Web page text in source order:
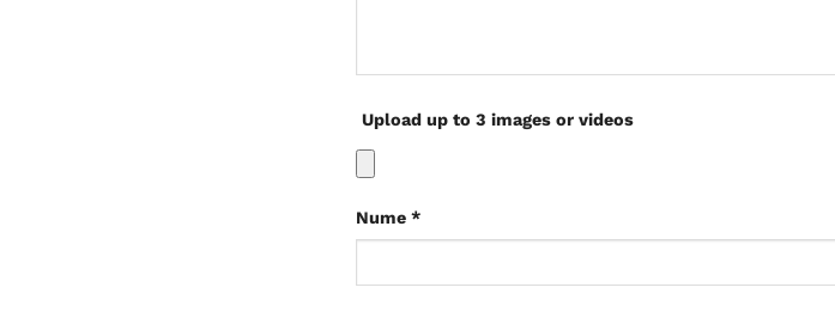
Upload up to 3 images or videos
Nume *